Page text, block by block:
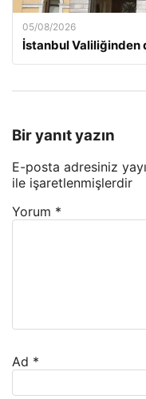
05/08/2026
İstanbul Valiliğinden
Bir yanıt yazın
E-posta adresiniz
ile işaretlenmişlerdir
Yorum *
Ad *